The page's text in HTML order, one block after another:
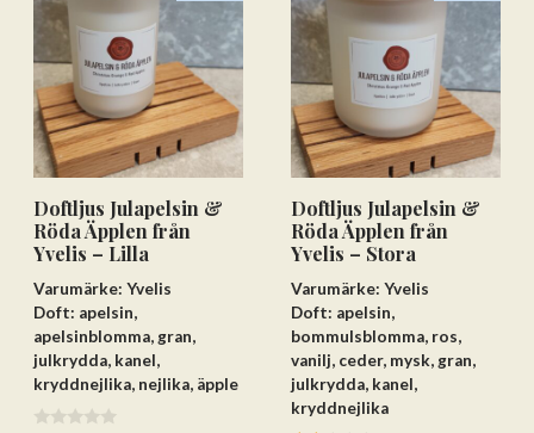
Doftljus Julapelsin &
Röda Äpplen från
Yvelis – Lilla
Varumärke: Yvelis
Doft: apelsin,
apelsinblomma, gran,
julkrydda, kanel,
kryddnejlika, nejlika, äpple
Doftljus Julapelsin &
Röda Äpplen från
Yvelis – Stora
Varumärke: Yvelis
Doft: apelsin,
bommulsblomma, ros,
vanilj, ceder, mysk, gran,
julkrydda, kanel,
kryddnejlika